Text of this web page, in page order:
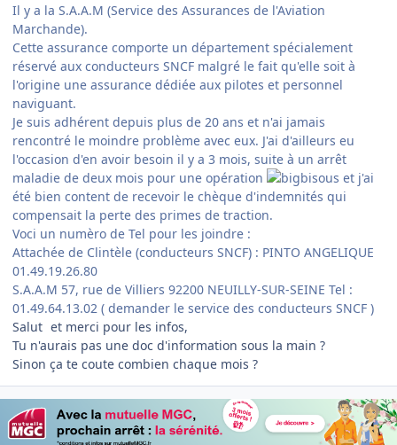
Il y a la S.A.A.M (Service des Assurances de l'Aviation
Marchande).
Cette assurance comporte un département spécialement
réservé aux conducteurs SNCF malgré le fait qu'elle soit à
l'origine une assurance dédiée aux pilotes et personnel
naviguant.
Je suis adhérent depuis plus de 20 ans et n'ai jamais
rencontré le moindre problème avec eux. J'ai d'ailleurs eu
l'occasion d'en avoir besoin il y a 3 mois, suite à un arrêt
maladie de deux mois pour une opération
et j'ai
été bien content de recevoir le chèque d'indemnités qui
compensait la perte des primes de traction.
Voci un numèro de Tel pour les joindre :
Attachée de Clintèle (conducteurs SNCF) : PINTO ANGELIQUE
01.49.19.26.80
S.A.A.M 57, rue de Villiers 92200 NEUILLY-SUR-SEINE Tel :
01.49.64.13.02 ( demander le service des conducteurs SNCF )
Salut et merci pour les infos,
Tu n'aurais pas une doc d'information sous la main ?
Sinon ça te coute combien chaque mois ?